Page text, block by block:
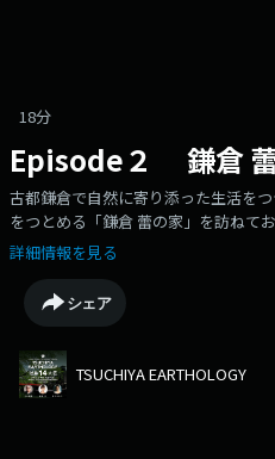
18分
Episode２ 鎌倉
古都鎌倉で自然に寄り添った生活を
をつとめる「鎌倉 蕾の家」を訪ねて
詳細情報を見る
シェア
TSUCHIYA EARTHOLOGY